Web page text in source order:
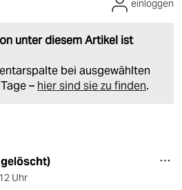
unter diesem Artikel ist
bei ausgewählten
– hier sind sie zu finden.
einloggen
Uhr